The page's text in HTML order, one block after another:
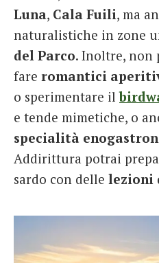
Luna, Cala Fuili, ma
naturalistiche in zone
del Parco. Inoltre, non
fare romantici
o sperimentare il
e tende mimetiche, o
specialità
Addirittura potrai
sardo con delle lezioni